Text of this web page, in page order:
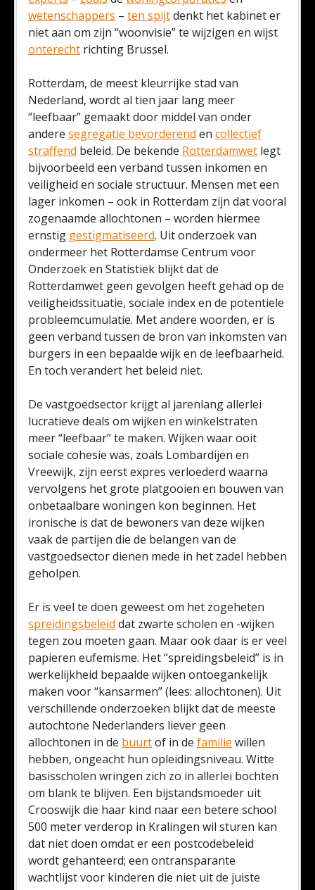
wetenschappers – ten spijtdenkt het kabinet er
niet aan om zijn “woonvisie” te wijzigen en wijst
onterecht richting Brussel.
Rotterdam, de meest kleurrijke stad van
Nederland, wordt al tien jaar lang meer
“leefbaar” gemaakt door middel van onder
andere segregatie bevorderend en collectief
straffend beleid. De bekende Rotterdamwet legt
bijvoorbeeld een verband tussen inkomen en
veiligheid en sociale structuur. Mensen met een
lager inkomen – ook in Rotterdam zijn dat vooral
zogenaamde allochtonen – worden hiermee
ernstig gestigmatiseerd. Uit onderzoek van
ondermeer het Rotterdamse Centrum voor
Onderzoek en Statistiek blijkt dat de
Rotterdamwet geen gevolgen heeft gehad op de
veiligheidssituatie, sociale index en de potentiele
probleemcumulatie. Met andere woorden, er is
geen verband tussen de bron van inkomsten van
burgers in een bepaalde wijk en de leefbaarheid.
En toch verandert het beleid niet.
De vastgoedsector krijgt al jarenlang allerlei
lucratieve deals om wijken en winkelstraten
meer “leefbaar” te maken. Wijken waar ooit
sociale cohesie was, zoals Lombardijen en
Vreewijk, zijn eerst expres verloederd waarna
vervolgens het grote platgooien en bouwen van
onbetaalbare woningen kon beginnen. Het
ironische is dat de bewoners van deze wijken
vaak de partijen die de belangen van de
vastgoedsector dienen mede in het zadel hebben
geholpen.
Er is veel te doen geweest om het zogeheten
spreidingsbeleid dat zwarte scholen en -wijken
tegen zou moeten gaan. Maar ook daar is er veel
papieren eufemisme. Het “spreidingsbeleid” is in
werkelijkheid bepaalde wijken ontoegankelijk
maken voor “kansarmen” (lees: allochtonen). Uit
verschillende onderzoeken blijkt dat de meeste
autochtone Nederlanders liever geen
allochtonen in de buurtof in de familie willen
hebben, ongeacht hun opleidingsniveau. Witte
basisscholen wringen zich zo in allerlei bochten
om blank te blijven. Een bijstandsmoeder uit
Crooswijk die haar kind naar een betere school
500 meter verderop in Kralingen wil sturen kan
dat niet doen omdat er een postcodebeleid
wordt gehanteerd; een ontransparante
wachtlijst voor kinderen die niet uit de juiste